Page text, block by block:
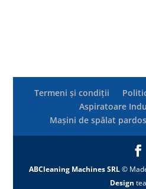
Termeni și condiții
Aspiratoare
Mașini de spălat
ABCleaning Machines SRL©
Design